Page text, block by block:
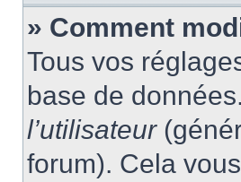
» Comment
Tous vos
base de
l’utilisateur
forum). Cela